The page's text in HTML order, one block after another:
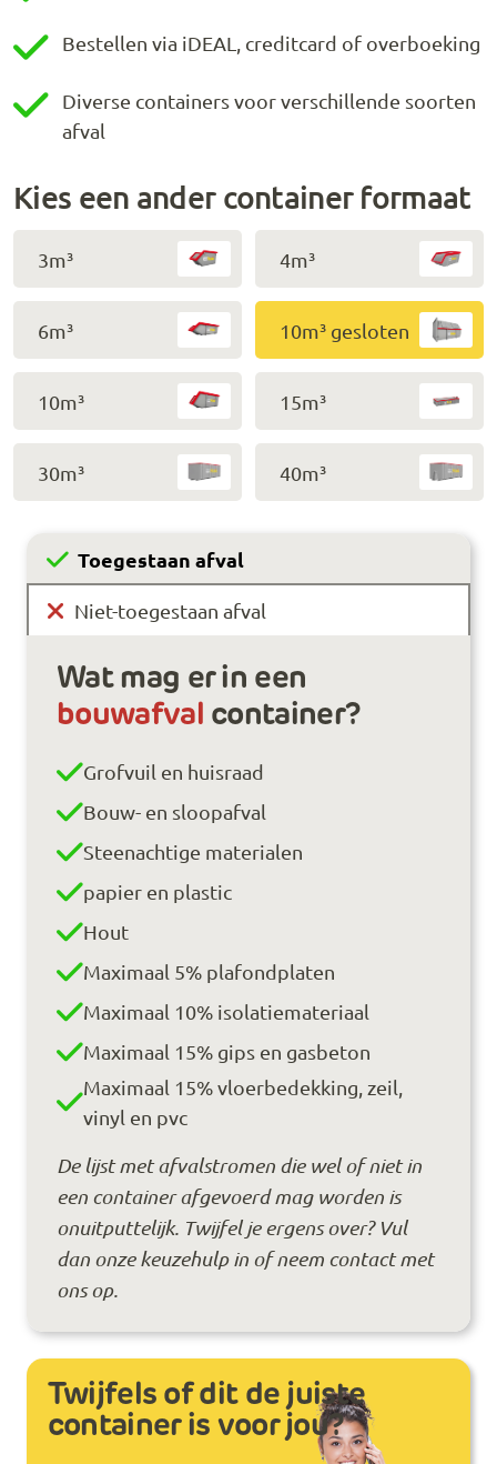
Bestellen via iDEAL, creditcard of overboeking
Diverse containers voor verschillende soorten
afval
Kies een ander container formaat
3m³ 4m³
6m³ 10m³ gesloten
10m³ 15m³
30m³ 40m³
Toegestaan afval
Niet-toegestaan afval
Wat mag er in een
bouwafval container?
Grofvuil en huisraad
Bouw- en sloopafval
Steenachtige materialen
papier en plastic
Hout
Maximaal 5% plafondplaten
Maximaal 10% isolatiemateriaal
Maximaal 15% gips en gasbeton
Maximaal 15% vloerbedekking, zeil,
vinyl en pvc
De lijst met afvalstromen die wel of niet in
een container afgevoerd mag worden is
onuitputtelijk. Twijfel je ergens over? Vul
dan onze keuzehulp in of neem contact met
ons op.
Twijfels of dit de juiste
container is voor jou?